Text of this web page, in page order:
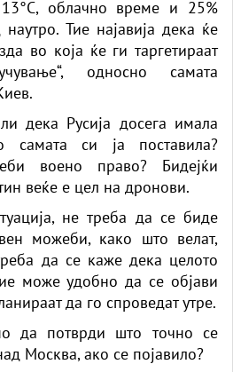
облачно време и 25%
Тие најавија дека ќе
во која ќе ги таргетираат
односно самата
дека Русија досега имала
самата си ја поставила?
воено право? Бидејќи
веќе е цел на дронови.
не треба да се биде
можеби, како што велат,
да се каже дека целото
може удобно да се објави
да го спроведат утре.
да потврди што точно се
Москва, ако се појавило?